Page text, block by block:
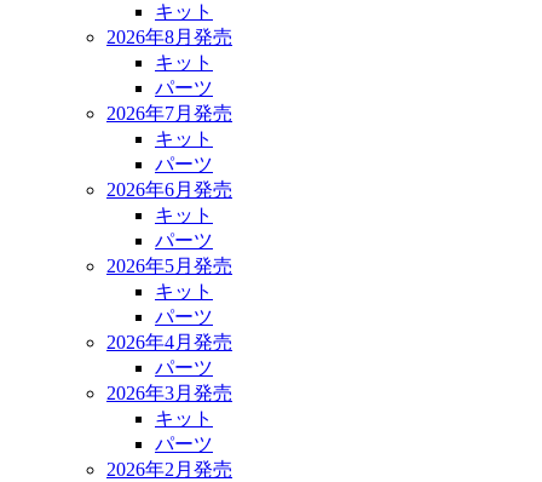
キット
2026年8月発売
キット
パーツ
2026年7月発売
キット
パーツ
2026年6月発売
キット
パーツ
2026年5月発売
キット
パーツ
2026年4月発売
パーツ
2026年3月発売
キット
パーツ
2026年2月発売